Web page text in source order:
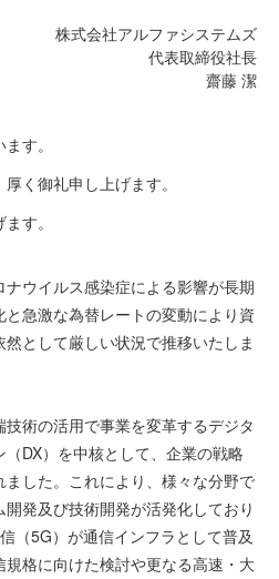
株式会社アルファシステムズ
代表取締役社長
齋藤 潔
す。
く御礼申し上げます。
す。
ウイルス感染症による影響が長期
急激な為替レートの変動により資
として厳しい状況で推移いたしま
術の活用で事業を変革するデジタ
DX）を中核として、企業の戦略
した。これにより、様々な分野で
発及び技術開発が活発化しており
（5G）が通信インフラとして普及
規格に向けた検討や更なる高速・大